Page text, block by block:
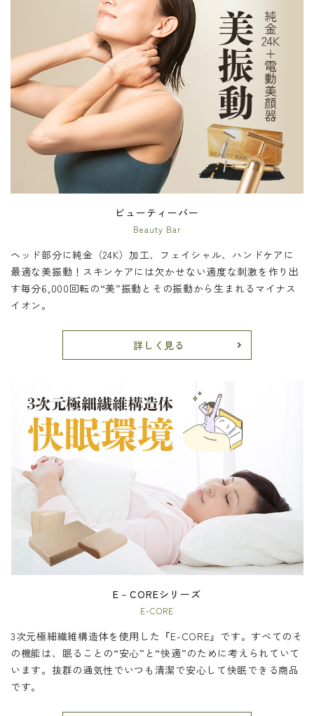
ビューティーバー
Beauty Bar
ヘッド部分に純金（24K）加工、フェイシャル、ハンドケアに
最適な美振動！スキンケアには欠かせない適度な刺激を作り出
す毎分6,000回転の“美”振動とその振動から生まれるマイナス
イオン。
詳しく見る
E－COREシリーズ
E-CORE
3次元極細繊維構造体を使用した『E-CORE』です。すべてのそ
の機能は、眠ることの“安心”と“快適”のために考えられていて
います。抜群の通気性でいつも清潔で安心して快眠できる商品
です。